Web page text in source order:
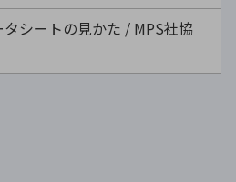
シートの見かた / MPS社協